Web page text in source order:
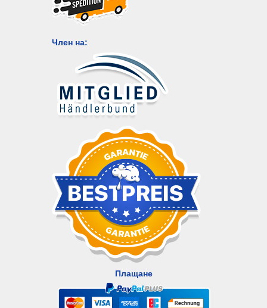
Член на:
Плащане